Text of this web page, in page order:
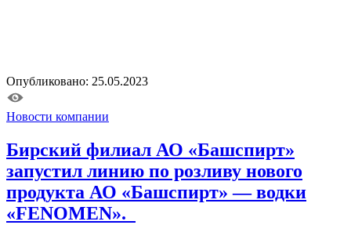
Опубликовано: 25.05.2023
Новости компании
Бирский филиал АО «Башспирт»
запустил линию по розливу нового
продукта АО «Башспирт» — водки
«FENOMEN».